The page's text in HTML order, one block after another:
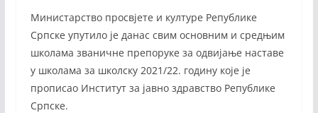
Министарство просвјете и културе Републике
Српске упутило је данас свим основним и средњим
школама званичне препоруке за одвијање наставе
у школама за школску 2021/22. годину које је
прописао Институт за јавно здравство Републике
Српске.